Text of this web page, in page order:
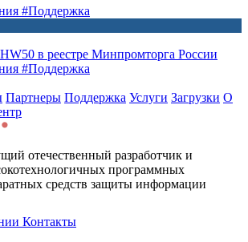
#Поддержка
в реестре Минпромторга России
#Поддержка
Партнeры Поддержка Услуги Загрузки О
отечественный разработчик и
программных
средств защиты информации
Контакты